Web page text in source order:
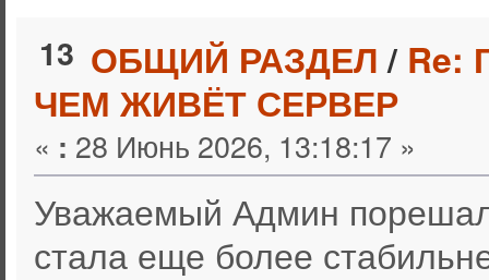
13 ОБЩИЙ РАЗДЕЛ/ Re:
ЧЕМ ЖИВЁТ СЕРВЕР
« : 28 Июнь 2026, 13:18:17 »
Уважаемый Админ
стала еще более